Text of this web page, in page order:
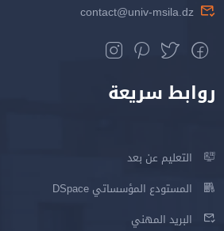
contact@univ-msila.dz
روابط سريعة
التعليم عن بعد
المستودع المؤسساتي DSpace
البريد المهني